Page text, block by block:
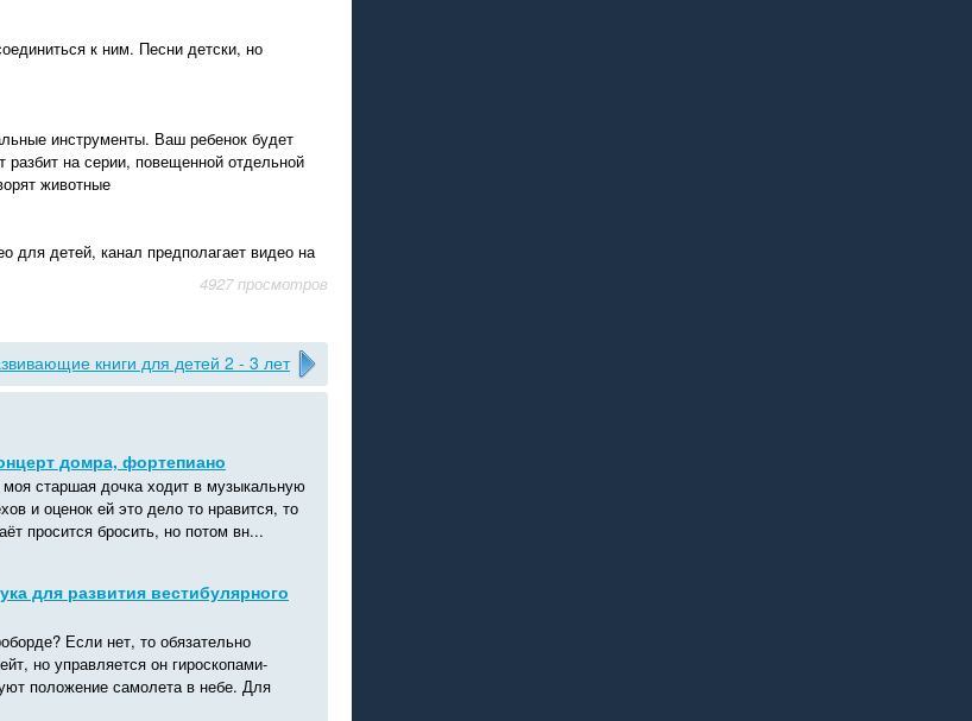
к ним. Песни детски, но
инструменты. Ваш ребенок будет
на серии, повещенной отдельной
животные
для детей, канал предполагает видео на
4927 просмотров
книги для детей 2 - 3 лет
домра, фортепиано
старшая дочка ходит в музыкальную
и оценок ей это дело то нравится, то
просится бросить, но потом вн...
для развития вестибулярного
Если нет, то обязательно
но управляется он гироскопами-
положение самолета в небе. Для